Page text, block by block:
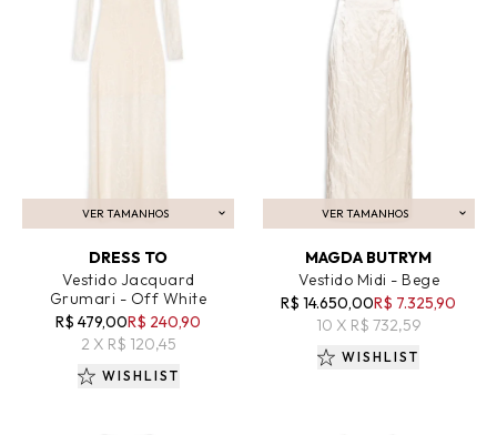
VER TAMANHOS
ADICIONAR AO CARRINHO
DRESS TO
Vestido Jacquard
Grumari - Off White
R$ 479,00R$ 240,90
2 X R$ 120,45
WISHLIST
VER TAMANHOS
ADICIONAR AO CARRINHO
MAGDA BUTRYM
Vestido Midi - Bege
R$ 14.650,00R$ 7.325,90
10 X R$ 732,59
WISHLIST